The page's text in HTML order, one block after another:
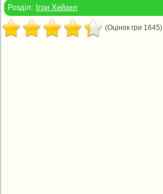
Розділ: Ігри Хейзел
(Оцінок гри 1645)